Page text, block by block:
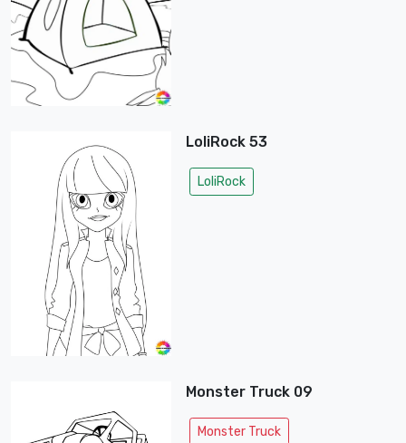
LoliRock 53
LoliRock
Monster Truck 09
Monster Truck